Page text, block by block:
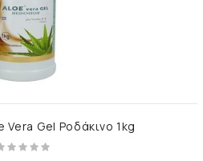
Gel Ροδάκινο 1kg